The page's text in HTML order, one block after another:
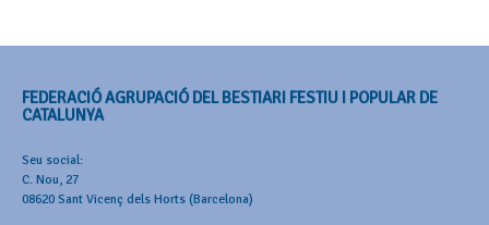
FEDERACIÓ AGRUPACIÓ DEL BESTIARI FESTIU I POPULAR DE
CATALUNYA
Seu social:
C. Nou, 27
08620 Sant Vicenç dels Horts (Barcelona)